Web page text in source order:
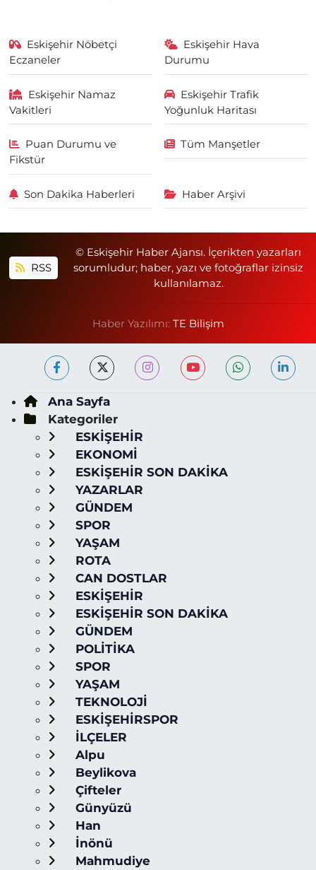
Eskişehir Nöbetçi
Eczaneler
Eskişehir Hava
Durumu
Eskişehir Namaz
Vakitleri
Eskişehir Trafik
Yoğunluk Haritası
Puan Durumu ve
Fikstür
Tüm Manşetler
Son Dakika Haberleri Haber Arşivi
RSS
© Eskişehir Haber Ajansı. İçerikten yazarları
sorumludur; haber, yazı ve fotoğraflar izinsiz
kullanılamaz.
Haber Yazılımı: TE Bilişim
Ana Sayfa
Kategoriler
ESKİŞEHİR
EKONOMİ
ESKİŞEHİR SON DAKİKA
YAZARLAR
GÜNDEM
SPOR
YAŞAM
ROTA
CAN DOSTLAR
ESKİŞEHİR
ESKİŞEHİR SON DAKİKA
GÜNDEM
POLİTİKA
SPOR
YAŞAM
TEKNOLOJİ
ESKİŞEHİRSPOR
İLÇELER
Alpu
Beylikova
Çifteler
Günyüzü
Han
İnönü
Mahmudiye